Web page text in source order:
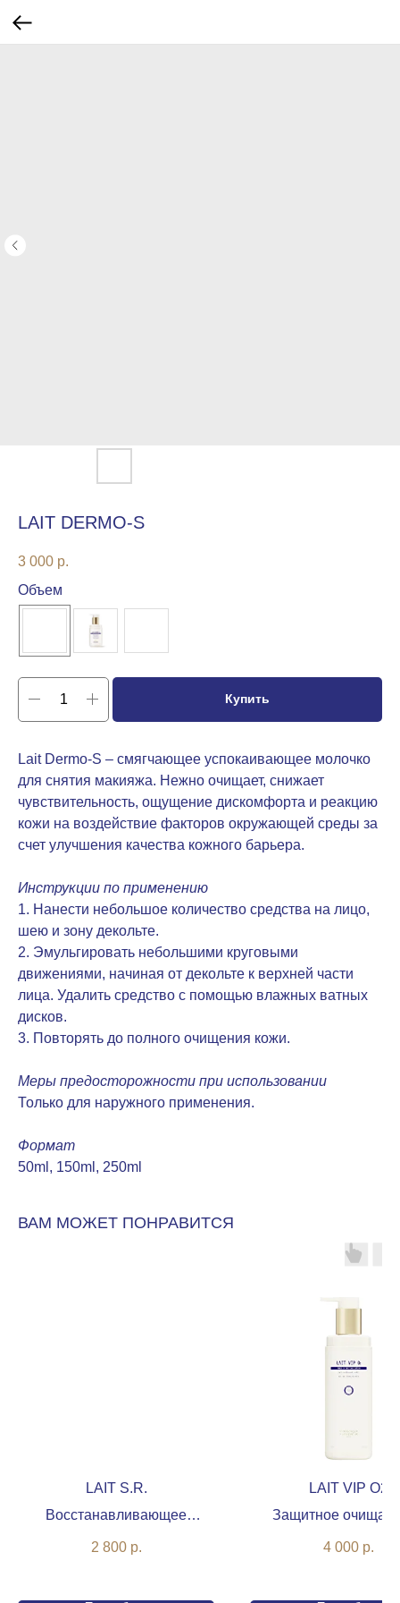
LAIT DERMO-S
3 000 р.
Объем
Купить
Lait Dermo-S – смягчающее успокаивающее молочко
для снятия макияжа. Нежно очищает, снижает
чувствительность, ощущение дискомфорта и реакцию
кожи на воздействие факторов окружающей среды за
счет улучшения качества кожного барьера.
Инструкции по применению
1. Нанести небольшое количество средства на лицо,
шею и зону декольте.
2. Эмульгировать небольшими круговыми
движениями, начиная от декольте к верхней части
лица. Удалить средство с помощью влажных ватных
дисков.
3. Повторять до полного очищения кожи.
Меры предосторожности при использовании
Только для наружного применения.
Формат
50ml, 150ml, 250ml
ВАМ МОЖЕТ ПОНРАВИТСЯ
LAIT S.R.
Восстанавливающее
2 800 р.
LAIT VIP O2
Защитное
комплексом
4 000 р.